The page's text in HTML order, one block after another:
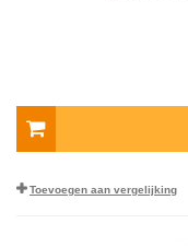
Toevoegen aan vergelijking